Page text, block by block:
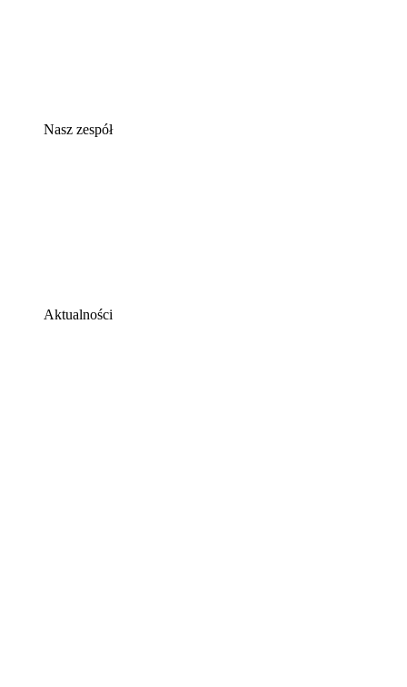
Nasz zespół
Aktualności